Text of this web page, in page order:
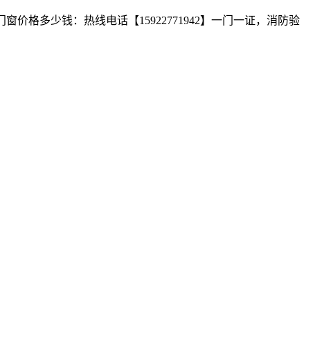
价格多少钱：热线电话【15922771942】一门一证，消防验